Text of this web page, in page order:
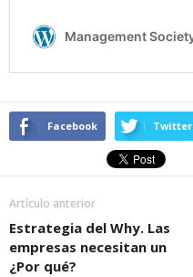
Facebook Twitter
Artículo anterior
Estrategia del Why. Las
empresas necesitan un
¿Por qué?